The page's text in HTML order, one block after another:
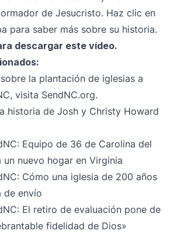
de Jesucristo. Haz clic en
para saber más sobre su historia.
descargar este vídeo.
la plantación de iglesias a
visita SendNC.org.
historia de Josh y Christy Howard
Equipo de 36 de Carolina del
nuevo hogar en Virginia
Cómo una iglesia de 200 años
de envío
El retiro de evaluación pone de
fidelidad de Dios»